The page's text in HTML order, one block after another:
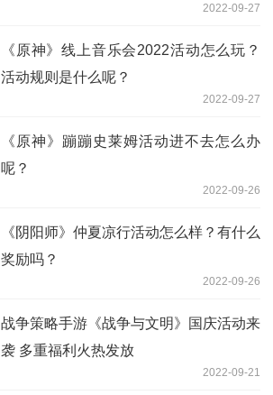
2022-09-27
《原神》线上音乐会2022活动怎么玩？
活动规则是什么呢？
2022-09-27
《原神》蹦蹦史莱姆活动进不去怎么办
呢？
2022-09-26
《阴阳师》仲夏凉行活动怎么样？有什么
奖励吗？
2022-09-26
战争策略手游《战争与文明》国庆活动来
袭 多重福利火热发放
2022-09-21